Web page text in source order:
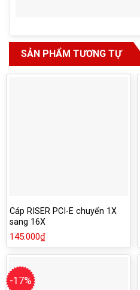
SẢN PHẨM TƯƠNG TỰ
Cáp RISER PCI-E chuyển 1X
sang 16X
145.000₫
-17%